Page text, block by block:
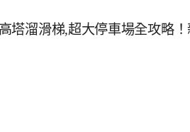
塔溜滑梯,超大停車場全攻略